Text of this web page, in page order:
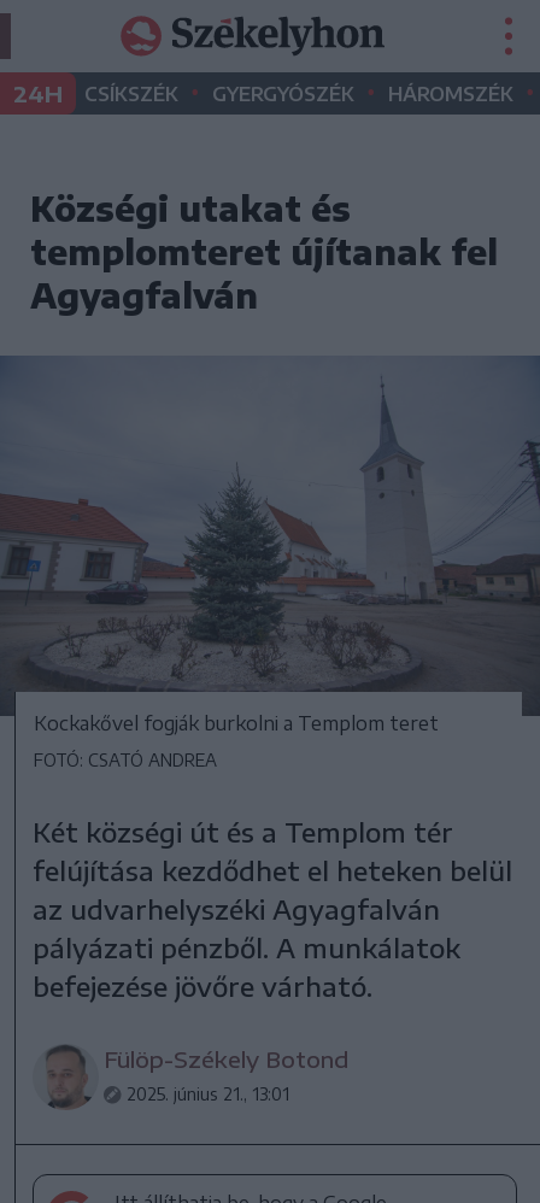
24H CSÍKSZÉK • GYERGYÓSZÉK • HÁROMSZÉK •
Községi utakat és
templomteret újítanak fel
Agyagfalván
Kockakővel fogják burkolni a Templom teret
FOTÓ: CSATÓ ANDREA
Két községi út és a Templom tér
felújítása kezdődhet el heteken belül
az udvarhelyszéki Agyagfalván
pályázati pénzből. A munkálatok
befejezése jövőre várható.
Fülöp-Székely Botond
2025. június 21., 13:01